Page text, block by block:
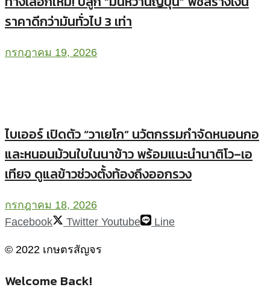
ราคาดีกว่ามันทั่วไป 3 เท่า
กรกฎาคม 19, 2026
ไบเออร์ เปิดตัว “วาเยโก” นวัตกรรมกำจัดหนอนกอ
และหนอนม้วนใบในนาข้าว พร้อมแนะนำนาติโว–เอ
เทียจ ดูแลข้าวช่วงตั้งท้องถึงออกรวง
กรกฎาคม 18, 2026
Facebook
Twitter Youtube Line
© 2022 เกษตรสัญจร
Welcome Back!